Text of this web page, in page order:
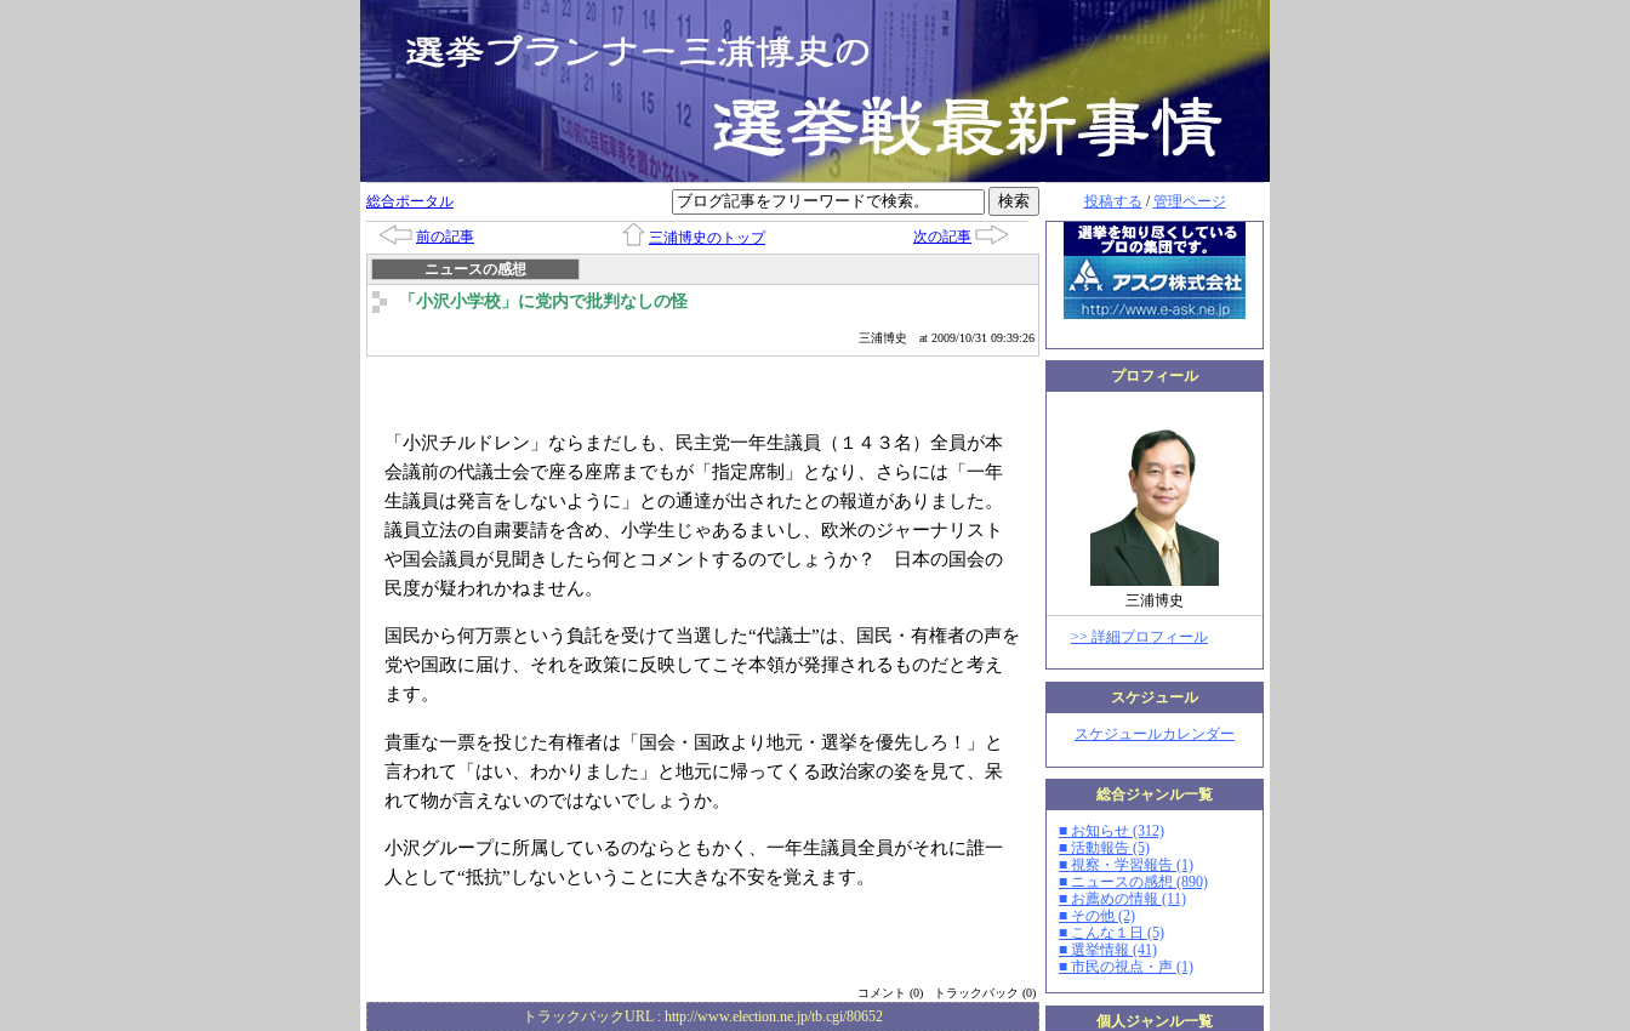
投稿する /管理ページ
プロフィール
三浦博史
>> 詳細プロフィール
スケジュール
スケジュールカレンダー
総合ジャンル一覧
■ お知らせ (312)
■ 活動報告 (5)
■ 視察・学習報告 (1)
■ ニュースの感想 (890)
■ お薦めの情報 (11)
■ その他 (2)
■ こんな１日 (5)
■ 選挙情報 (41)
■ 市民の視点・声 (1)
個人ジャンル一覧
総合ポータル
前の記事 三浦博史のトップ
次の記事
ニュースの感想
「小沢小学校」に党内で批判なしの怪
三浦博史 at 2009/10/31 09:39:26
「小沢チルドレン」ならまだしも、民主党一年生議員（１４３名）全員が本
会議前の代議士会で座る座席までもが「指定席制」となり、さらには「一年
生議員は発言をしないように」との通達が出されたとの報道がありました。
議員立法の自粛要請を含め、小学生じゃあるまいし、欧米のジャーナリスト
や国会議員が見聞きしたら何とコメントするのでしょうか？ 日本の国会の
民度が疑われかねません。
国民から何万票という負託を受けて当選した“代議士”は、国民・有権者の声を
党や国政に届け、それを政策に反映してこそ本領が発揮されるものだと考え
ます。
貴重な一票を投じた有権者は「国会・国政より地元・選挙を優先しろ！」と
言われて「はい、わかりました」と地元に帰ってくる政治家の姿を見て、呆
れて物が言えないのではないでしょうか。
小沢グループに所属しているのならともかく、一年生議員全員がそれに誰一
人として“抵抗”しないということに大きな不安を覚えます。
コメント (0) トラックバック (0)
トラックバックURL : http://www.election.ne.jp/tb.cgi/80652